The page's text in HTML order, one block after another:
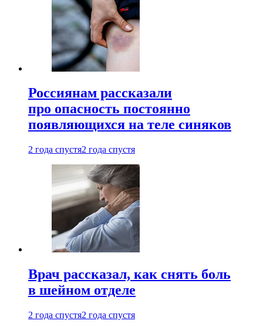
Россиянам рассказали
про опасность постоянно
появляющихся на теле синяков
2 года спустя2 года спустя
Врач рассказал, как снять боль
в шейном отделе
2 года спустя2 года спустя